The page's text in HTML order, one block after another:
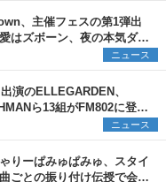
、主催フェスの第1弾出
はズボーン、夜の本気ダン
」のMVも公開に
ニュース
演のELLEGARDEN、
ら13組がFM802に登
の“渾身の1曲”をセレクト
ニュース
りーぱみゅぱみゅ、スタイ
ごとの振り付け伝授で会場